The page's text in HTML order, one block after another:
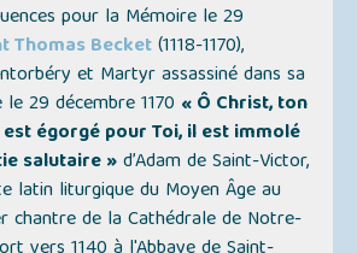
pour la Mémoire le 29
Thomas Becket(1118-1170),
et Martyr assassiné dans sa
29 décembre 1170 « Ô Christ, ton
égorgé pour Toi, il est immolé
salutaire »d’Adam de Saint-Victor,
latin liturgique du Moyen Âge au
chantre de la Cathédrale de Notre-